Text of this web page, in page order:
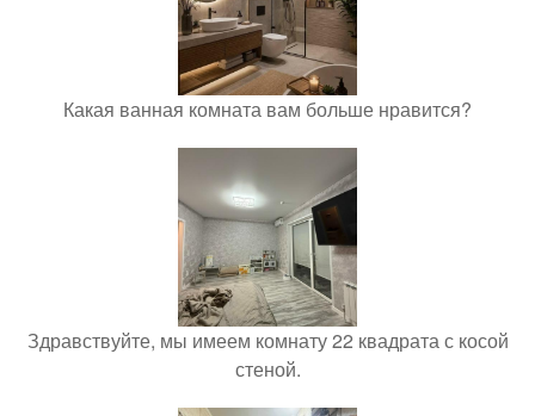
Какая ванная комната вам больше нравится?
Здравствуйте, мы имеем комнату 22 квадрата с косой
стеной.